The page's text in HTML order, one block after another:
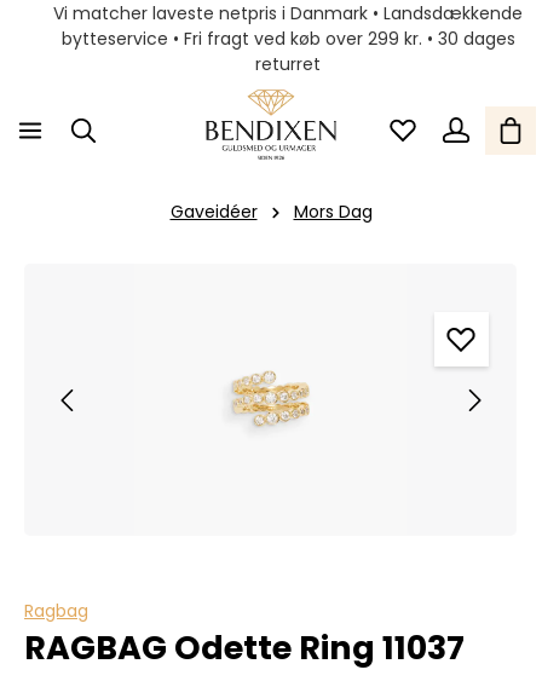
Vi matcher laveste netpris i Danmark • Landsdækkende
bytteservice • Fri fragt ved køb over 299 kr. • 30 dages
returret
Gaveidéer Mors Dag
Ragbag
RAGBAG Odette Ring 11037